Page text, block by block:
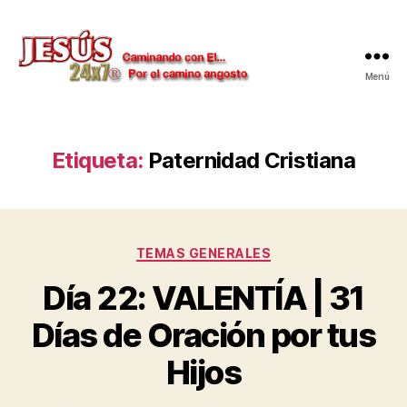
Menú
Etiqueta: Paternidad Cristiana
Categorías
TEMAS GENERALES
Día 22: VALENTÍA | 31
Días de Oración por tus
Hijos